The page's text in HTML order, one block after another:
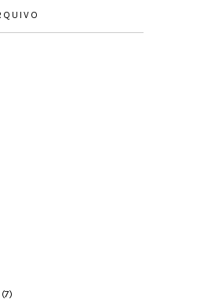
(7)